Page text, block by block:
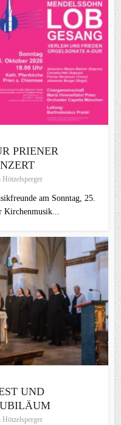
PRIENER
am Sonntag, 25.
Kirchenmusik...
UND